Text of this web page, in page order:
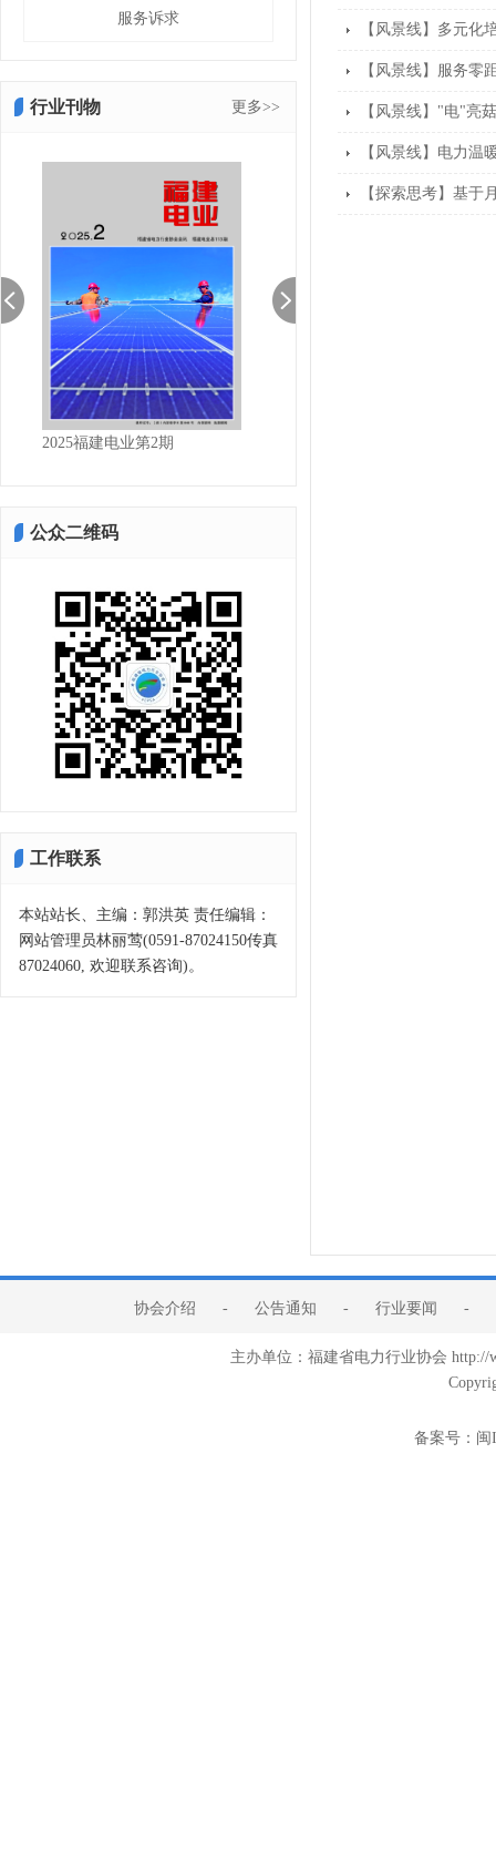
服务诉求
更多>>
行业刊物
2025福建电业第2期
公众二维码
工作联系
本站站长、主编：郭洪英 责任编辑：
网站管理员林丽莺(0591-87024150传真
87024060, 欢迎联系咨询)。
【风景线】多元化
【风景线】服务零
【风景线】"电"亮
【风景线】电力温
【探索思考】基于
协会介绍 - 公告通知 - 行业要闻 -
主办单位：福建省电力行业协会
备案号： 闽